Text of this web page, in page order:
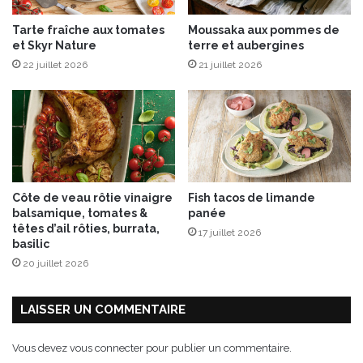
r
e
r
o
s
e
s
é
Tarte fraîche aux tomates
et Skyr Nature
22 juillet 2026
Moussaka aux pommes de
terre et aubergines
21 juillet 2026
Côte de veau rôtie vinaigre
balsamique, tomates &
têtes d’ail rôties, burrata,
basilic
20 juillet 2026
Fish tacos de limande
panée
17 juillet 2026
LAISSER UN COMMENTAIRE
Vous devez vous connecter pour publier un commentaire.